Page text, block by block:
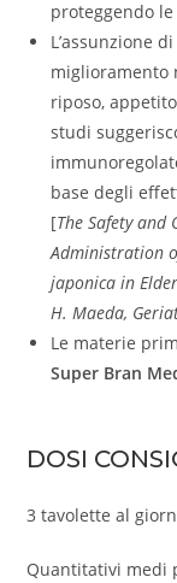
proteggendo
L’assunzione
miglioramento
riposo,
studi
base degli
[The Safety and
Administration
japonica in
H. Maeda,
Le materie
Super Bran
DOSI
3 tavolette al
Quantitativi medi